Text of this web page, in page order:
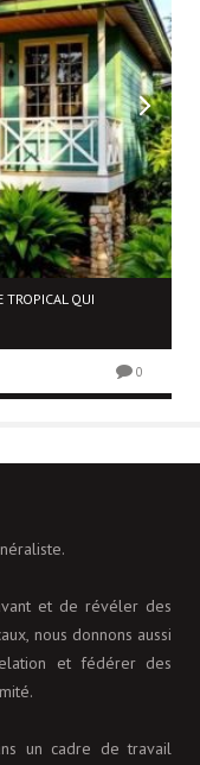
TROPICAL QUI
0
et de révéler des
nous donnons aussi
et fédérer des
un cadre de travail